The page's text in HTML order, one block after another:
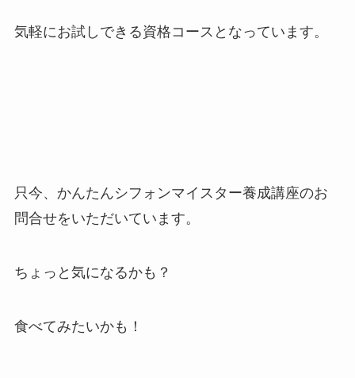
気軽にお試しできる資格コースとなっています。
只今、かんたんシフォンマイスター養成講座のお
問合せをいただいています。
ちょっと気になるかも？
食べてみたいかも！